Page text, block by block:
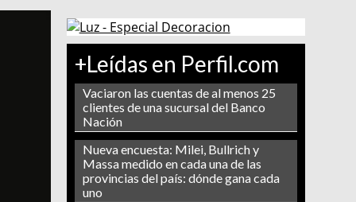
+Leídas en Perfil.com
Vaciaron las cuentas de al menos 25
clientes de una sucursal del Banco
Nación
Nueva encuesta: Milei, Bullrich y
Massa medido en cada una de las
provincias del país: dónde gana cada
uno